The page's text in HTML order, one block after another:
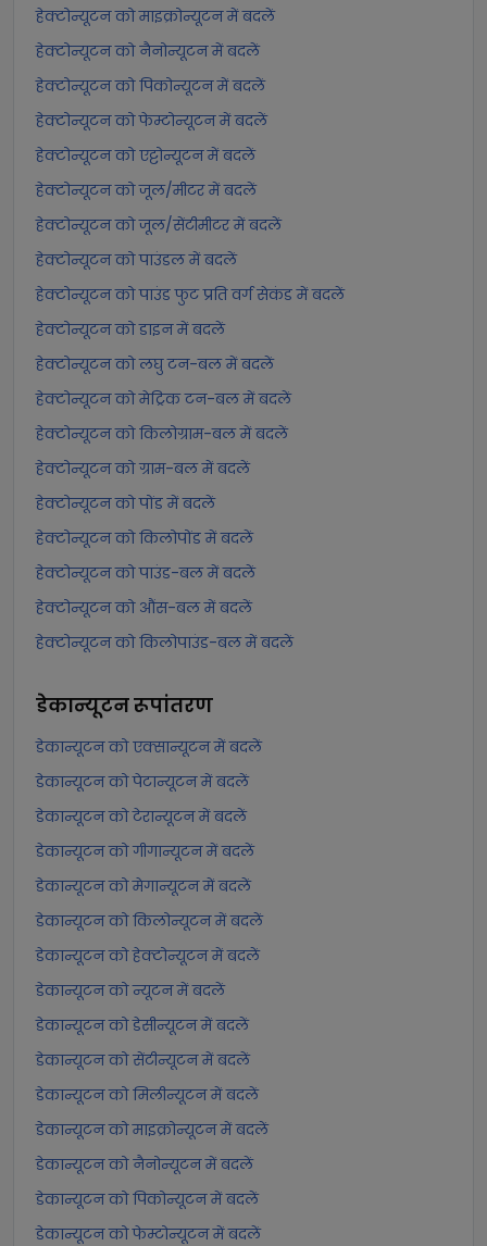
हेक्टोन्यूटन को माइक्रोन्यूटन में बदलें
हेक्टोन्यूटन को नैनोन्यूटन में बदलें
हेक्टोन्यूटन को पिकोन्यूटन में बदलें
हेक्टोन्यूटन को फेम्टोन्यूटन में बदलें
हेक्टोन्यूटन को एट्टोन्यूटन में बदलें
हेक्टोन्यूटन को जूल/मीटर में बदलें
हेक्टोन्यूटन को जूल/सेंटीमीटर में बदलें
हेक्टोन्यूटन को पाउंडल में बदलें
हेक्टोन्यूटन को पाउंड फुट प्रति वर्ग सेकंड में बदलें
हेक्टोन्यूटन को डाइन में बदलें
हेक्टोन्यूटन को लघु टन-बल में बदलें
हेक्टोन्यूटन को मेट्रिक टन-बल में बदलें
हेक्टोन्यूटन को किलोग्राम-बल में बदलें
हेक्टोन्यूटन को ग्राम-बल में बदलें
हेक्टोन्यूटन को पोंड में बदलें
हेक्टोन्यूटन को किलोपोंड में बदलें
हेक्टोन्यूटन को पाउंड-बल में बदलें
हेक्टोन्यूटन को औंस-बल में बदलें
हेक्टोन्यूटन को किलोपाउंड-बल में बदलें
डेकान्यूटनरूपांतरण
डेकान्यूटन को एक्सान्यूटन में बदलें
डेकान्यूटन को पेटान्यूटन में बदलें
डेकान्यूटन को टेरान्यूटन में बदलें
डेकान्यूटन को गीगान्यूटन में बदलें
डेकान्यूटन को मेगान्यूटन में बदलें
डेकान्यूटन को किलोन्यूटन में बदलें
डेकान्यूटन को हेक्टोन्यूटन में बदलें
डेकान्यूटन को न्यूटन में बदलें
डेकान्यूटन को डेसीन्यूटन में बदलें
डेकान्यूटन को सेंटीन्यूटन में बदलें
डेकान्यूटन को मिलीन्यूटन में बदलें
डेकान्यूटन को माइक्रोन्यूटन में बदलें
डेकान्यूटन को नैनोन्यूटन में बदलें
डेकान्यूटन को पिकोन्यूटन में बदलें
डेकान्यूटन को फेम्टोन्यूटन में बदलें